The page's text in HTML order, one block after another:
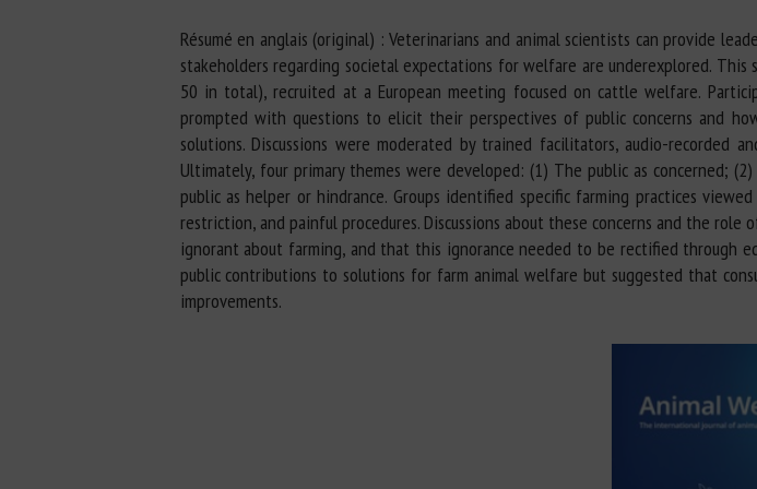
Résumé en anglais (original) : Veterinarians and animal scientists can provide
stakeholders regarding societal expectations for welfare are underexplored.
50 in total), recruited at a European meeting focused on cattle welfare.
prompted with questions to elicit their perspectives of public concerns and
solutions. Discussions were moderated by trained facilitators, audio-recorded
Ultimately, four primary themes were developed: (1) The public as concerned;
public as helper or hindrance. Groups identified specific farming practices
restriction, and painful procedures. Discussions about these concerns and the
ignorant about farming, and that this ignorance needed to be rectified through
public contributions to solutions for farm animal welfare but suggested that
improvements.